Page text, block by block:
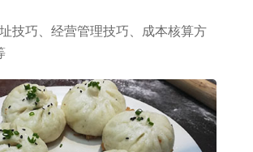
技巧、经营管理技巧、成本核算方